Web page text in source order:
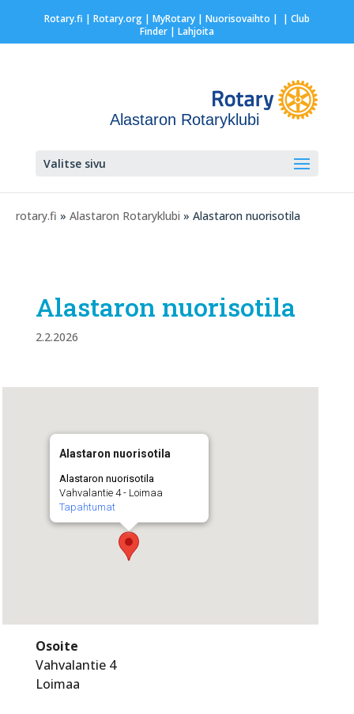
Rotary.fi | Rotary.org| MyRotary | Nuorisovaihto | | Club
Finder| Lahjoita
Alastaron Rotaryklubi
Valitse sivu
rotary.fi » Alastaron Rotaryklubi » Alastaron nuorisotila
Alastaron nuorisotila
2.2.2026
Alastaron nuorisotila
Alastaron nuorisotila
Vahvalantie 4 - Loimaa
Tapahtumat
Osoite
Vahvalantie 4
Loimaa